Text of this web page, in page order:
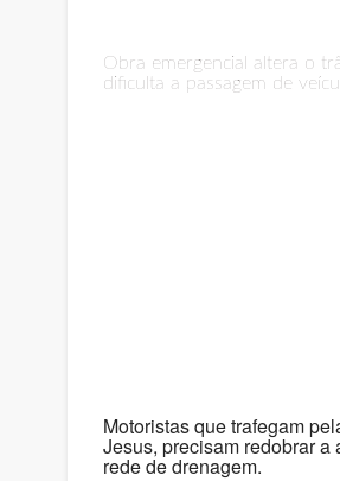
Obra emergencial altera o
dificulta a passagem de
Motoristas que trafegam
Jesus, precisam redobrar
rede de drenagem.